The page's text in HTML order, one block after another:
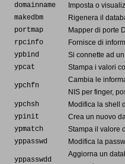
domainname
Imposta o
makedbm
Rigenera il
portmap
Mapper di porte
rpcinfo
Fornisce di
ypbind
Si connette ad
ypcat
Stampa i valori
ypchfn
Cambia le
NIS per finger,
ypchsh
Modifica la shell
ypinit
Crea un nuovo
ypmatch
Stampa il valore
yppasswd
Modifica la
yppasswdd
Aggiorna un